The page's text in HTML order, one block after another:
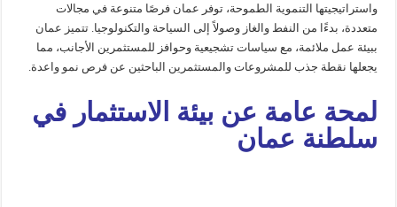
واستراتيجيتها التنموية الطموحة، توفر عمان فرصًا متنوعة في مجالات
متعددة، بدءًا من النفط والغاز وصولاً إلى السياحة والتكنولوجيا. تتميز عمان
ببيئة عمل ملائمة، مع سياسات تشجيعية وحوافز للمستثمرين الأجانب، مما
يجعلها نقطة جذب للمشروعات والمستثمرين الباحثين عن فرص نمو واعدة.
لمحة عامة عن بيئة الاستثمار في
سلطنة عمان